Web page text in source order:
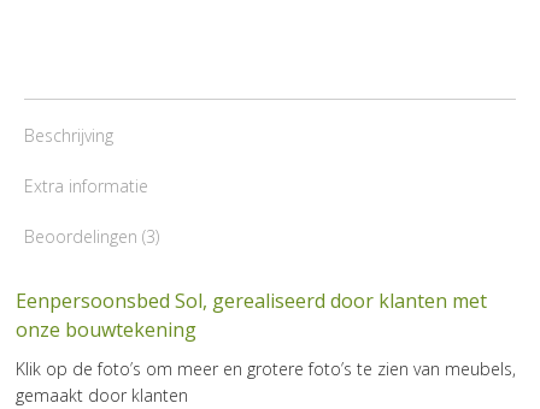
Beschrijving
Extra informatie
Beoordelingen (3)
Eenpersoonsbed Sol, gerealiseerd door klanten met
onze bouwtekening
Klik op de foto’s om meer en grotere foto’s te zien van meubels,
gemaakt door klanten